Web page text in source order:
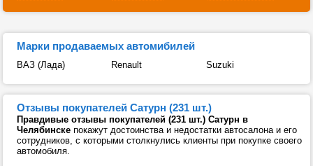
Марки продаваемых автомибилей
ВАЗ (Лада) Renault Suzuki
Отзывы покупателей Сатурн (231 шт.)
Правдивые отзывы покупателей (231 шт.) Сатурн в
Челябинске покажут достоинства и недостатки автосалона и его
сотрудников, с которыми столкнулись клиенты при покупке своего
автомобиля.